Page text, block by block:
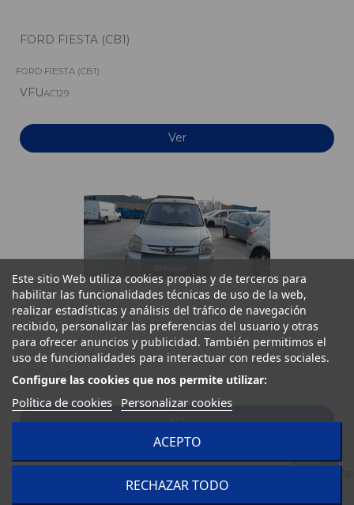
FORD FIESTA (CB1)
FORD FIESTA (CB1)
VFUAC129
Ver
PEUGEOT PARTNER (S2)
PEUGEOT PARTNER (S2)
VFU AC840
Ver
Este sitio Web utiliza cookies propias y de terceros para
habilitar las funcionalidades técnicas de uso de la web,
realizar estadísticas y análisis del tráfico de navegación
recibido, personalizar las preferencias del usuario y otras
para ofrecer anuncios y publicidad. También permitimos el
uso de funcionalidades para interactuar con redes sociales.
Configure las cookies que nos permite utilizar:
Política de cookies Personalizar cookies
RECHAZAR TODO
ACEPTO